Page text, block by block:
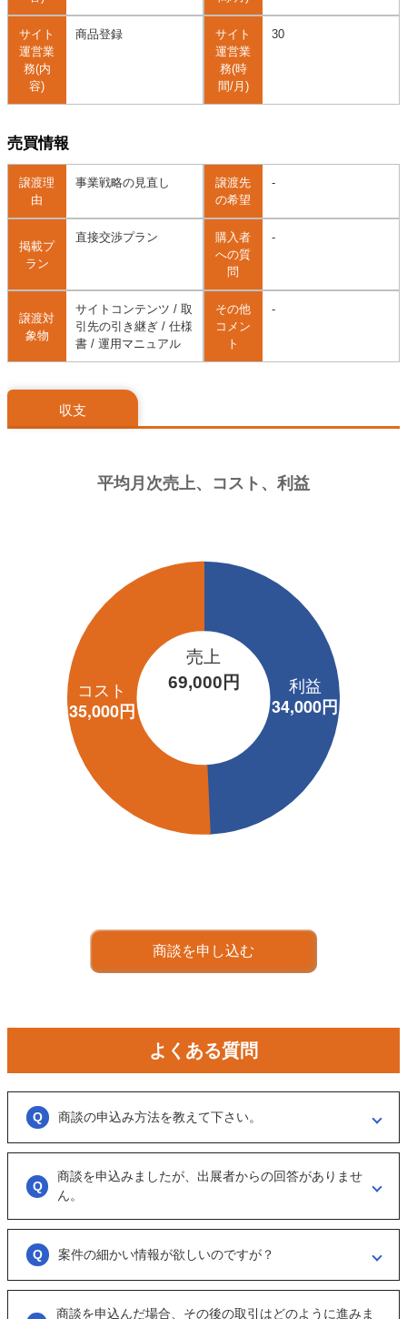
サイト
運営業
務(内
容)
商品登録
サイト
運営業
務(時
間/月)
30
売買情報
譲渡理
由
事業戦略の見直し
譲渡先
の希望
-
掲載プ
ラン
直接交渉プラン
購入者
への質
問
-
譲渡対
象物
サイトコンテンツ / 取
引先の引き継ぎ / 仕様
書 / 運用マニュアル
その他
コメン
ト
-
収支
売上
69,000円
商談を申し込む
よくある質問
商談の申込み方法を教えて下さい。
「商談を申し込む」ボタンからお申し込みください。
商談といっても、急に条件、金額交渉を行う訳ではなくまずは、どのよ
うな事業をされているのか？
可能であれば、詳細情報を出して欲しいと連絡ください。
商談を申込みましたが、出展者からの回答がありませ
ん。
大変申し訳ございません。こちらも、回答がない出展者には返事をする
ように催促をしております。
ただ、案件を見ていない方もおられるので、数日経っても返信がない場
案件の細かい情報が欲しいのですが？
「商談を申し込む」ボタンから案件の詳細情報をリクエストしてくださ
商談を申込んだ場合、その後の取引はどのように進みま